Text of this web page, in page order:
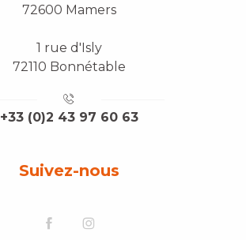
72600 Mamers
1 rue d'Isly
72110 Bonnétable
+33 (0)2 43 97 60 63
Suivez-nous